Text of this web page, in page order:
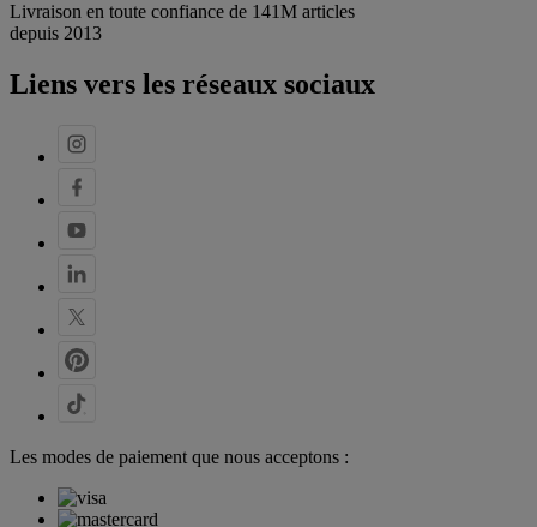
Livraison en toute confiance de 141M articles
depuis 2013
Liens vers les réseaux sociaux
Les modes de paiement que nous acceptons :